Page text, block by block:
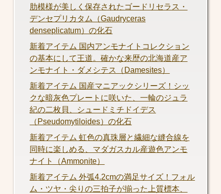
肋模様が美しく保存されたゴードリセラス・
デンセプリカタム（Gaudryceras
denseplicatum）の化石
新着アイテム 国内アンモナイトコレクション
の基本にして王道。確かな来歴の北海道産ア
ンモナイト・ダメシテス（Damesites）
新着アイテム 国産マニアックシリーズ！シッ
クな暗灰色プレートに咲いた、一輪のジュラ
紀の二枚貝、シュードミチドイデス
（Pseudomytiloides）の化石
新着アイテム 虹色の真珠層と繊細な縫合線を
同時に楽しめる、マダガスカル産遊色アンモ
ナイト（Ammonite）
新着アイテム 外弧4.2cmの満足サイズ！フォル
ム・ツヤ・尖りの三拍子が揃った上質標本、